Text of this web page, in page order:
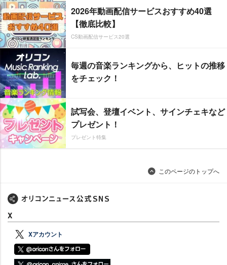
2026年動画配信サービスおすすめ40選
【徹底比較】
CS動画配信サービス20選
毎週の音楽ランキングから、ヒットの推移
をチェック！
試写会、登壇イベント、サインチェキなど
プレゼント！
プレゼント特集
このページのトップへ
X
Xアカウント